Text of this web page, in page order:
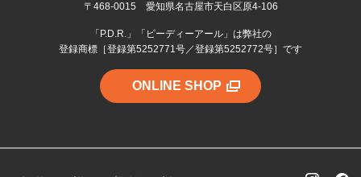
〒468-0015 愛知県名古屋市天白区原4-106
「P.D.R.」「ピーディーアール」は弊社の
登録商標［登録第5252771号／登録第5252772号］です
ONLINE SHOP